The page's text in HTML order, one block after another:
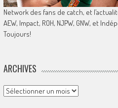
Network des fans de catch, et
AEW, Impact, ROH, NJPW, GNW, et
Toujours!
ARCHIVES
Archives